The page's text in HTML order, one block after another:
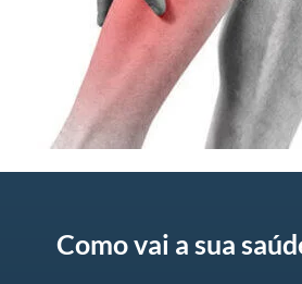
Como vai a sua